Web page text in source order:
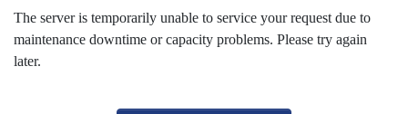
The server is temporarily unable to service your request due to
maintenance downtime or capacity problems. Please try again
later.